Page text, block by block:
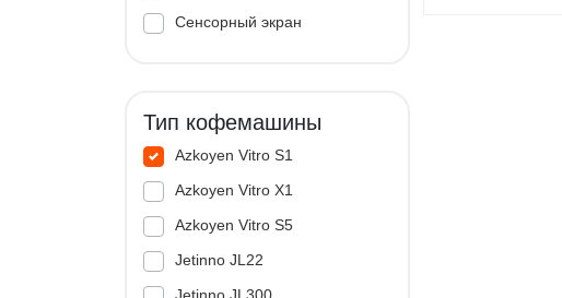
Сенсорный экран
Тип кофемашины
Azkoyen Vitro S1
Azkoyen Vitro X1
Azkoyen Vitro S5
Jetinno JL22